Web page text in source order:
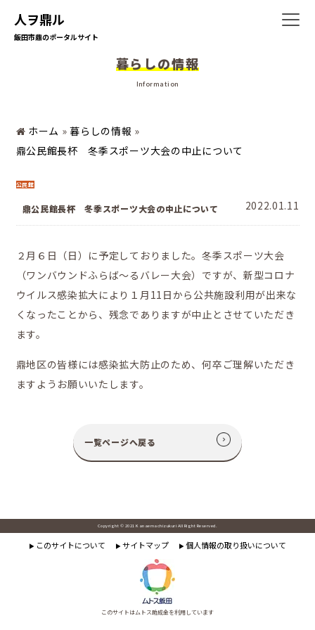
人ヲ鼎ル
飯田市鼎のポータルサイト
ホーム
かなえの人特集
鼎地区の魅力
暮らしの情報
Information
ホーム » 暮らしの情報 »
鼎公民館長杯 冬季スポーツ大会の中止について
2022.01.11
公民館
鼎公民館長杯 冬季スポーツ大会の中止について
２月６日（日）に予定しておりました。冬季スポーツ大会
（ワンバウンドふらば～るバレー大会）ですが、新型コロナ
ウイルス感染拡大により１月11日から公共施設利用が出来な
くなったことから、残念でありますが中止とさせていただき
ます。
鼎地区の皆様には感染拡大防止のため、何卒ご理解いただき
ますようお願いいたします。
一覧ページへ戻る
Copyright © 2021 Kanaemachizukuri All Right Reserved.
▶ このサイトについて ▶ サイトマップ ▶ 個人情報の取り扱いについて
このサイトはムトス助成金を利用しています